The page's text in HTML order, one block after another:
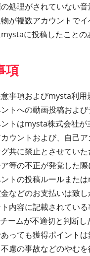
処理がされていない
が複数アカウントで
に投稿したことの
項
事項およびmysta利用
トへの動画投稿およ
トはmysta株式会社が
ウントおよび、自己
共に禁止とさせていた
等の不正が発覚した
トの投稿ルールまた
などのお支払いは致し
内容に記載されてい
ームが不適切と判断
っても獲得ポイント
慮の事故などのやむ